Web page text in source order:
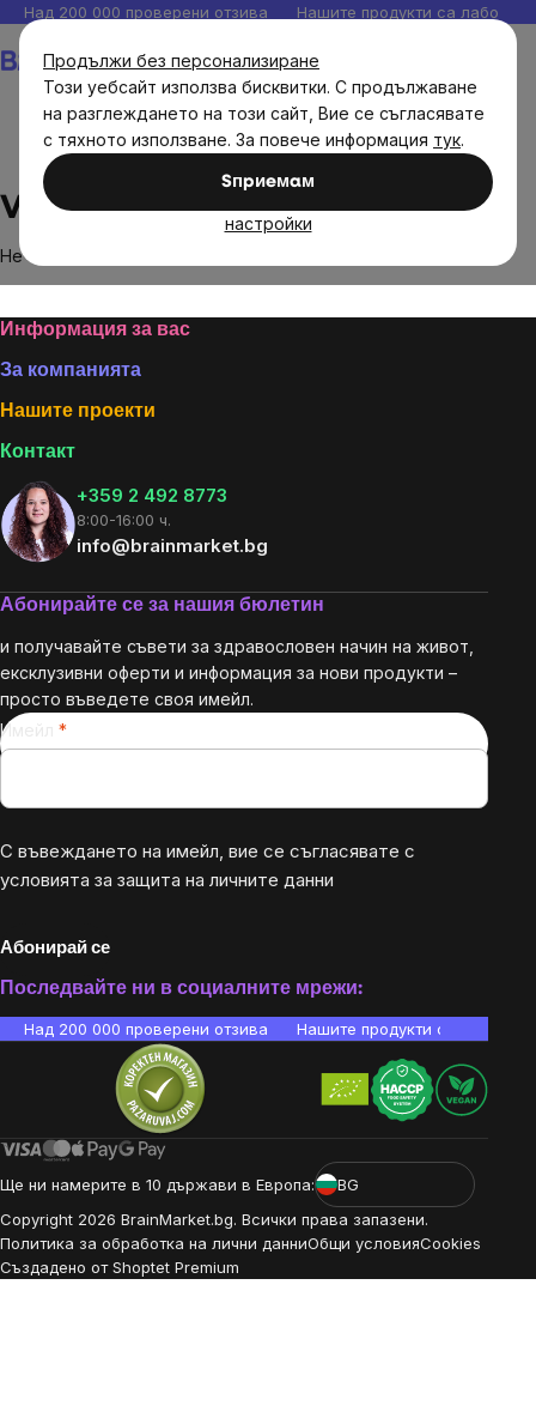
Продължи без персонализиране
Този уебсайт използва бисквитки. С продължаване
на разглеждането на този сайт, Вие се съгласявате
с тяхното използване. За повече информация тук.
Sпpиeмaм
настройки
Прескочи
към
съдържанието
Над 200 000 проверени отзива Нашите продукти са
Vincentka
Vincentka
Не са намерени стоки на марката
Footer
Информация за вас
За компанията
Нашите проекти
Контакт
+359 2 492 8773
8:00-16:00 ч.
info@brainmarket.bg
Абонирайте се за нашия бюлетин
и получавайте съвети за здравословен начин на живот,
ексклузивни оферти и информация за нови продукти –
просто въведете своя имейл.
Имейл
С въвеждането на имейл, вие се съгласявате с
условията за защита на личните данни
Абонирай се
Последвайте ни в социалните мрежи:
Над 200 000 проверени отзива Нашите продукти са
Ще ни намерите в 10 държави в Европа:
BG
Copyright 2026 BrainMarket.bg. Всички права запазени.
Политика за обработка на лични данниОбщи условияCookies
Създадено от Shoptet Premium